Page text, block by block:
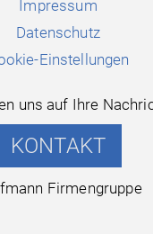
Impressum
Datenschutz
Einstellungen
uns auf Ihre
KONTAKT
Firmengruppe